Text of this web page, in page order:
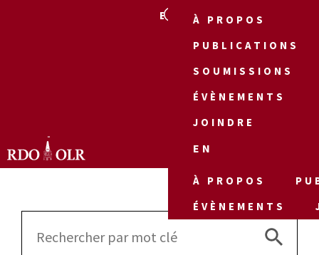
EN
À PROPOS
PUBLICATIONS
SOUMISSIONS
ÉVÈNEMENTS
JOINDRE
EN
À PROPOS
ÉVÈNEMENTS
Search
Search